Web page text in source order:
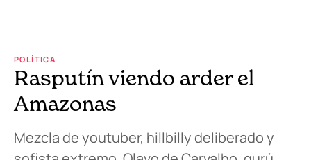
POLÍTICA
Rasputín viendo arder el
Amazonas
Mezcla de youtuber, hillbilly deliberado y